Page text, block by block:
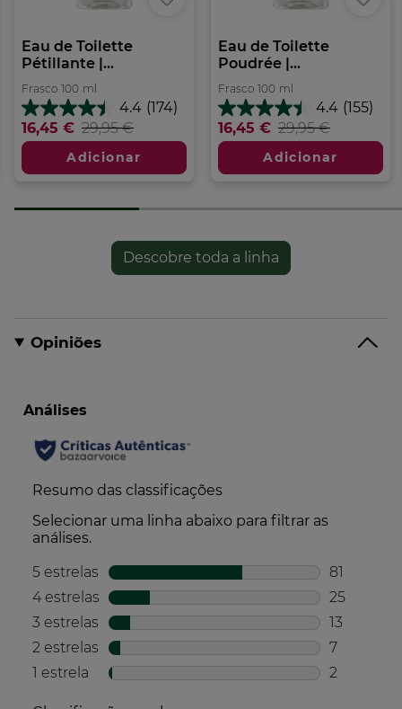
Eau de Toilette
Pétillante |...
Frasco 100 ml
4.4 (174)
4.4
em
5
estrelas.
174
16,45 € 29,95 €
Adicionar
Eau de Toilette
Poudrée |...
Frasco 100 ml
4.4 (155)
4.4
em
5
estrelas.
155
16,45 € 29,95 €
Adicionar
Descobre toda a linha
Opiniões